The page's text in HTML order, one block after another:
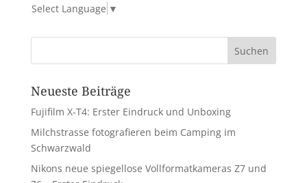
Select Language ▼
Neueste Beiträge
Fujifilm X-T4: Erster Eindruck und Unboxing
Milchstrasse fotografieren beim Camping im
Schwarzwald
Nikons neue spiegellose Vollformatkameras Z7 und